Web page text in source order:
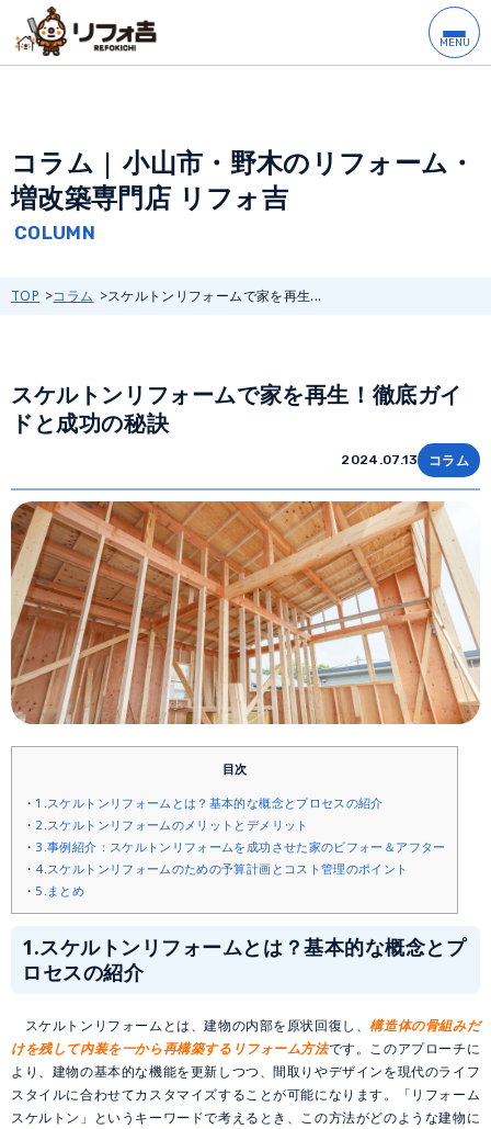
コラム | 小山市・野木のリフォーム・
増改築専門店 リフォ吉
TOP コラム スケルトンリフォームで家を再生...
スケルトンリフォームで家を再生！徹底ガイ
ドと成功の秘訣
2024.07.13 コラム
目次
1.スケルトンリフォームとは？基本的な概念とプロセスの紹介
2.スケルトンリフォームのメリットとデメリット
3.事例紹介：スケルトンリフォームを成功させた家のビフォー＆アフター
4.スケルトンリフォームのための予算計画とコスト管理のポイント
5.まとめ
1.スケルトンリフォームとは？基本的な概念とプ
ロセスの紹介
スケルトンリフォームとは、建物の内部を原状回復し、構造体の骨組みだ
けを残して内装を一から再構築するリフォーム方法です。このアプローチに
より、建物の基本的な機能を更新しつつ、間取りやデザインを現代のライフ
スタイルに合わせてカスタマイズすることが可能になります。「リフォーム
スケルトン」というキーワードで考えるとき、この方法がどのような建物に